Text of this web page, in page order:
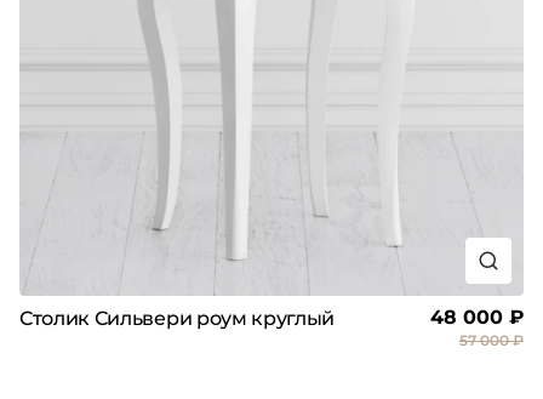
Столик Сильвери роум круглый 48 000 ₽
57 000 ₽